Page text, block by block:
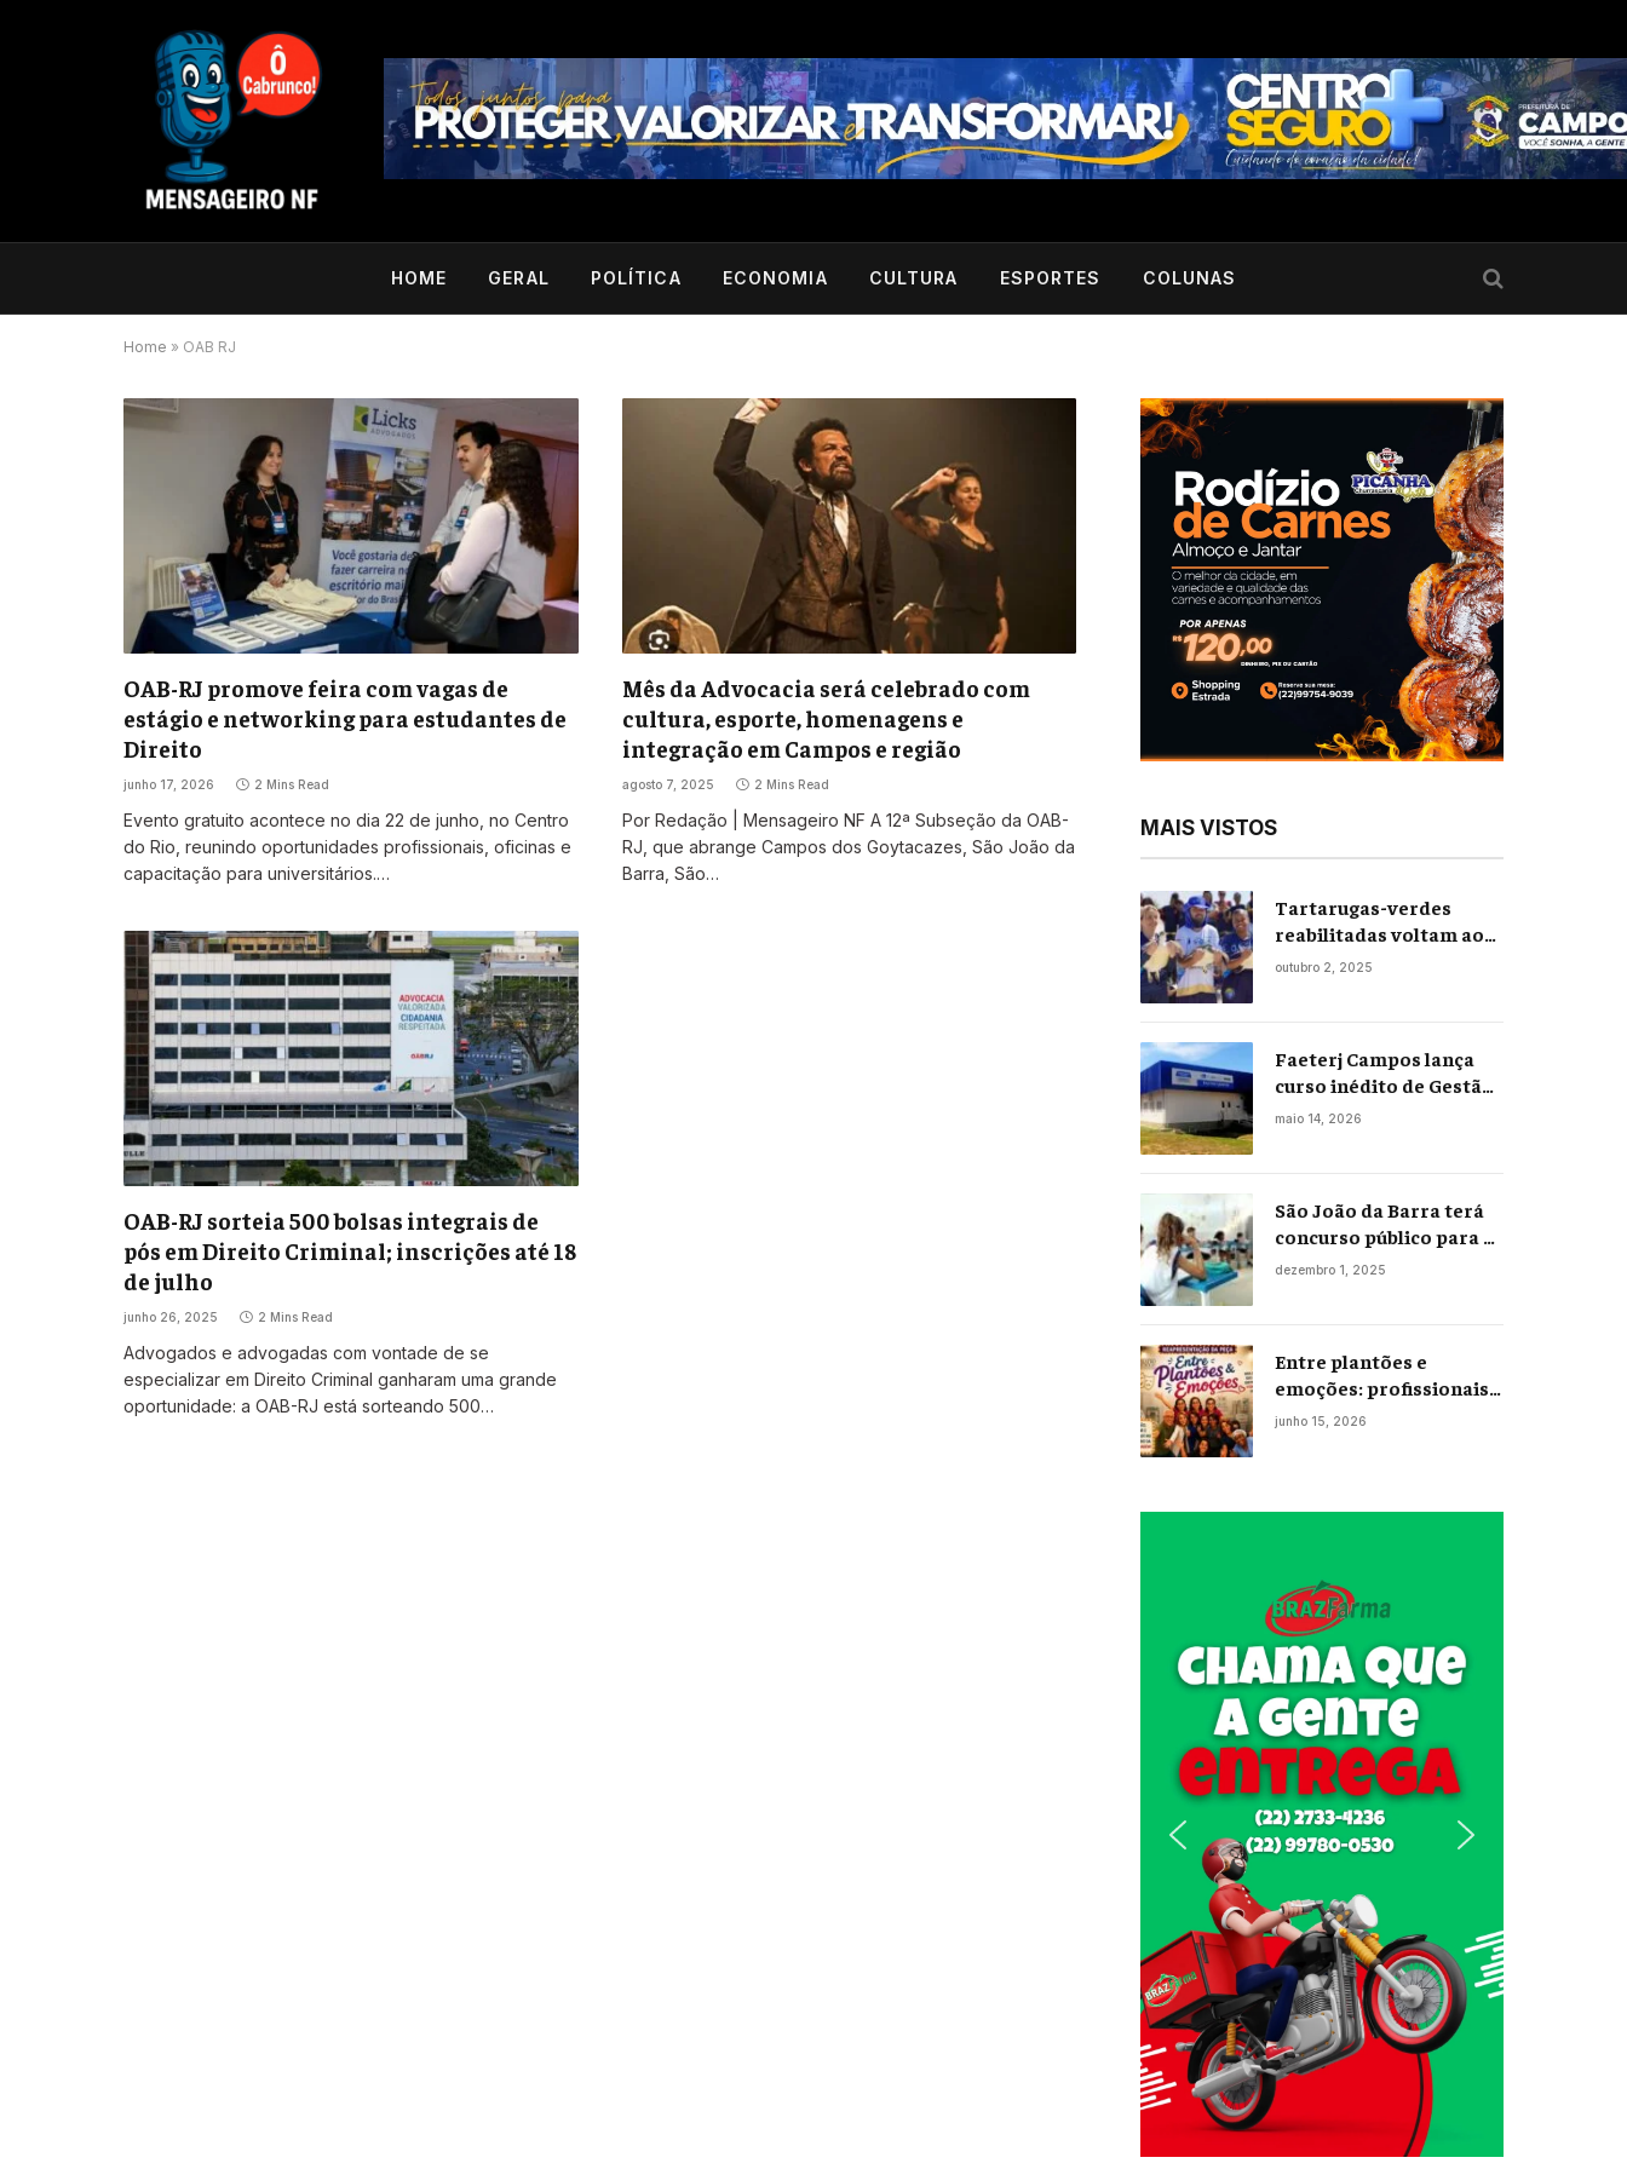
HOME GERAL POLÍTICA ECONOMIA CULTURA ESPORTES COLUNAS
Home » OAB RJ
OAB-RJ promove feira com vagas de
estágio e networking para estudantes de
Direito
junho 17, 2026 2 Mins Read
Evento gratuito acontece no dia 22 de junho, no Centro
do Rio, reunindo oportunidades profissionais, oficinas e
capacitação para universitários.…
Mês da Advocacia será celebrado com
cultura, esporte, homenagens e
integração em Campos e região
agosto 7, 2025 2 Mins Read
Por Redação | Mensageiro NF A 12ª Subseção da OAB-
RJ, que abrange Campos dos Goytacazes, São João da
Barra, São…
OAB-RJ sorteia 500 bolsas integrais de
pós em Direito Criminal; inscrições até 18
de julho
junho 26, 2025 2 Mins Read
Advogados e advogadas com vontade de se
especializar em Direito Criminal ganharam uma grande
oportunidade: a OAB-RJ está sorteando 500…
MAIS VISTOS
Tartarugas-verdes
reabilitadas voltam ao
mar em soltura inédita
outubro 2, 2025
Faeterj Campos lança
curso inédito de Gestão
Portuária
maio 14, 2026
São João da Barra terá
concurso público para a
Educação em 2026;
dezembro 1, 2025
Entre plantões e
emoções: profissionais
da enfermagem levam
junho 15, 2026